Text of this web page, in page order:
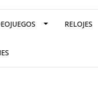
RELOJES